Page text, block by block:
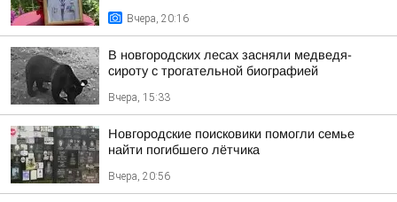
Вчера, 20:16
В новгородских лесах засняли медведя-
сироту с трогательной биографией
Вчера, 15:33
Новгородские поисковики помогли семье
найти погибшего лётчика
Вчера, 20:56